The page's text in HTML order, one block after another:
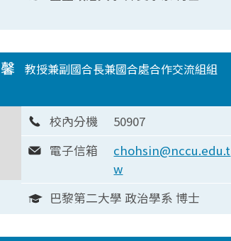
教授兼副國合長兼國合處合作交流組組
校內分機
50907
電子信箱
chohsin@nccu.edu.t
w
巴黎第二大學 政治學系 博士